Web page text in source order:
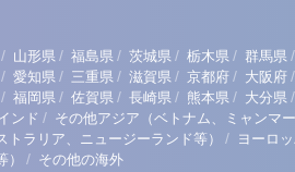
/ 山形県 / 福島県 / 茨城県 / 栃木県 / 群馬県 /
/ 愛知県 / 三重県 / 滋賀県 / 京都府 / 大阪府 /
/ 福岡県 / 佐賀県 / 長崎県 / 熊本県 / 大分県 /
ンド / その他アジア（ベトナム、ミャンマー
トラリア、ニュージーランド等） / ヨーロ
/ その他の海外